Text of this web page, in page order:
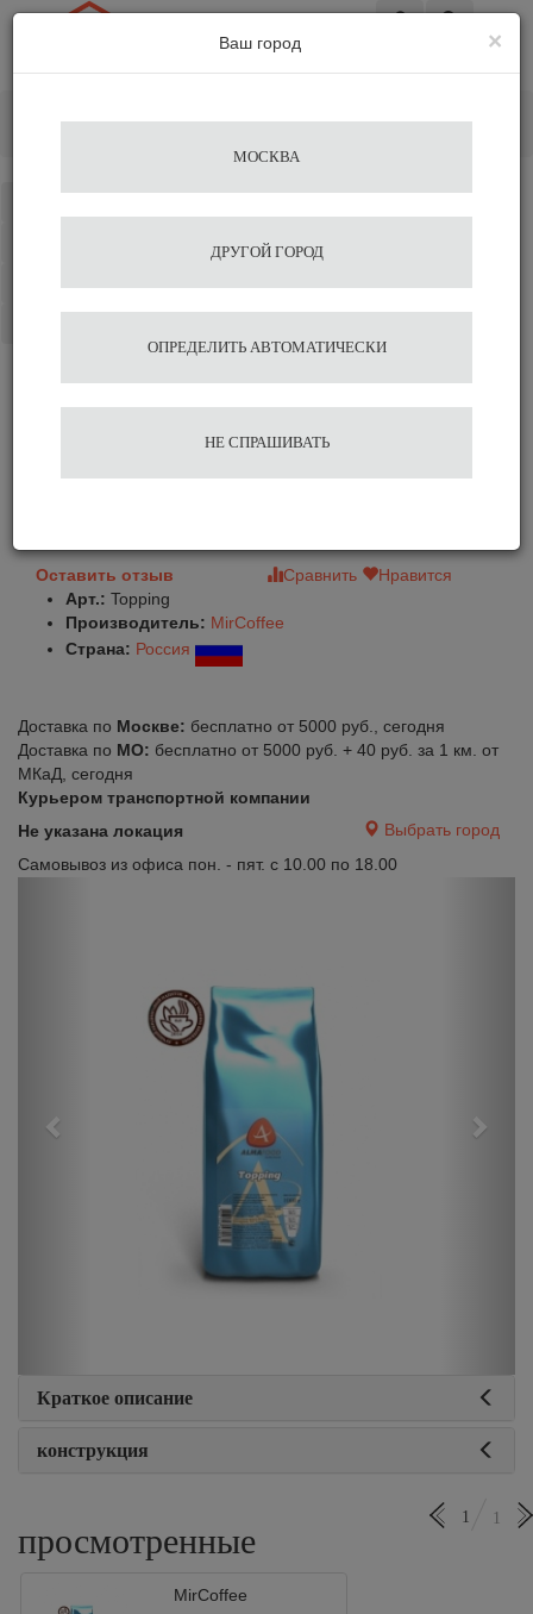
Cухое молоко Almafood
"Topping" 1 кг
Оставить отзыв Сравнить
Нравится
Арт.: Topping
Производитель: MirCoffee
Страна: Россия
Доставка по Москве: бесплатно от 5000 руб., сегодня
Доставка по МО: бесплатно от 5000 руб. + 40 руб. за 1 км. от
МКаД, сегодня
Курьером транспортной компании
Не указана локация
Выбрать город
Самовывоз из офиса пон. - пят. с 10.00 по 18.00
Краткое описание
конструкция
просмотренные
1 1
MirCoffee
×
Ваш город
МОСКВА
ДРУГОЙ ГОРОД
ОПРЕДЕЛИТЬ АВТОМАТИЧЕСКИ
НЕ СПРАШИВАТЬ